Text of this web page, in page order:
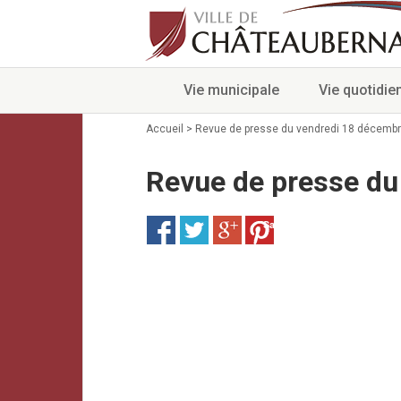
Vie municipale Vie
Accueil > Revue de presse du vendredi 18
Revue de presse
Save